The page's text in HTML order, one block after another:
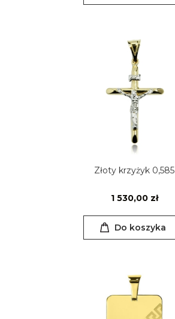
Złoty krzyżyk 0,585
1 530,00 zł
Do koszyka